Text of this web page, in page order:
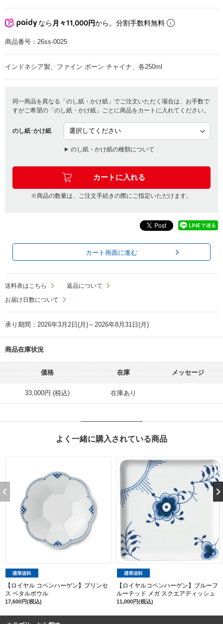
なら 月々11,000円から。分割手数料無料
商品番号： 26ss-0025
インドネシア製、ファイン ボーン チャイナ、各250ml
同一商品を異なる「のし紙・かけ紙」でご注文いただく場合は、お手数で
すがご希望の「のし紙・かけ紙」ごとに商品をカートに入れてください。
のし紙･かけ紙
のし紙・かけ紙の種類について
※商品の数量は、ご注文手続きの際にご指定いただけます。
カート画面に進む
送料表はこちら
返品について
お届け日数について
承り期間：2026年3月2日(月)～2026年8月31日(月)
商品在庫状況
価格 在庫 メッセージ
33,000円 (税込) 在庫あり
よく一緒に購入されている商品
【ロイヤル コペンハーゲン】プリンセ
ス ペタルボウル
17,600円(税込)
【ロイヤルコペンハーゲン】ブルーフ
ルーテッド メガ スクエアディッシュ
11,000円(税込)